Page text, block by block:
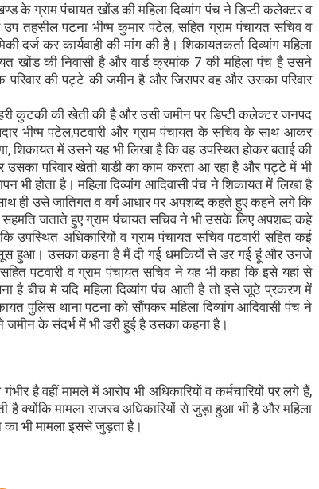
ग्राम पंचायत खोंड की महिला दिव्यांग पंच ने डिप्टी कलेक्टर व
तहसील पटना भीष्म कुमार पटेल, सहित ग्राम पंचायत सचिव व
दर्ज कर कार्यवाही की मांग की है। शिकायतकर्ता दिव्यांग महिला
खोंड की निवासी है और वार्ड क्रमांक 7 की महिला पंच है उसने
की पट्टे की जमीन है और जिसपर वह और उसका परिवार
कुटकी की खेती की है और उसी जमीन पर डिप्टी कलेक्टर जनपद
भीष्म पटेल,पटवारी और ग्राम पंचायत के सचिव के साथ आकर
शिकायत में उसने यह भी लिखा है कि वह उपस्थित होकर बताई की
परिवार खेती बाड़ी का काम करता आ रहा है और पट्टे में भी
होता है। महिला दिव्यांग आदिवासी पंच ने शिकायत में लिखा है
ही उसे जातिगत व वर्ग आधार पर अपशब्द कहते हुए कहने लगे कि
सहमति जताते हुए ग्राम पंचायत सचिव ने भी उसके लिए अपशब्द कहे
अधिकारियों व ग्राम पंचायत सचिव पटवारी सहित कई
हुआ। उसका कहना है मैं दी गई धमकियों से डर गई हूं और उनजे
पटवारी व ग्राम पंचायत सचिव ने यह भी कहा कि इसे यहां से
है बीच मे यदि महिला दिव्यांग पंच आती है तो इसे जूठे प्रकरण में
पुलिस थाना पटना को सौंपकर महिला दिव्यांग आदिवासी पंच ने
जमीन के संदर्भ में भी डरी हुई है उसका कहना है।
है वहीं मामले में आरोप भी अधिकारियों व कर्मचारियों पर लगे हैं,
है क्योंकि मामला राजस्व अधिकारियों से जुड़ा हुआ भी है और महिला
का भी मामला इससे जुड़ता है।